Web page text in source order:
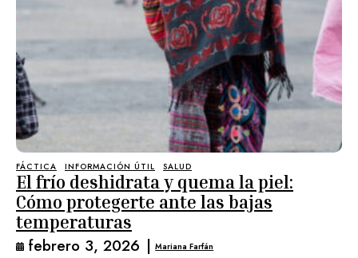
FÁCTICA INFORMACIÓN ÚTIL SALUD
El frío deshidrata y quema la piel:
Cómo protegerte ante las bajas
temperaturas
febrero 3, 2026 | Mariana Farfán